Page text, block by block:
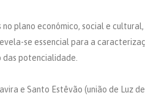
plano económico, social e
se essencial para a
potencialidade.
e Santo Estêvão (união de Luz